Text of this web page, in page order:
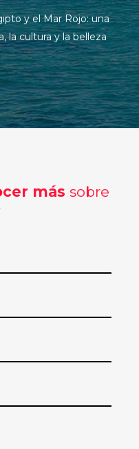
y el Mar Rojo: una
la cultura y la belleza
más sobre